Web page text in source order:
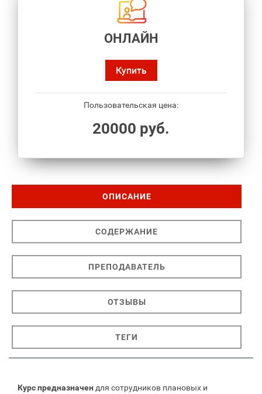
ОНЛАЙН
Купить
Пользовательская цена:
20000 руб.
ОПИСАНИЕ
СОДЕРЖАНИЕ
ПРЕПОДАВАТЕЛЬ
ОТЗЫВЫ
ТЕГИ
Курс предназначен для сотрудников плановых и